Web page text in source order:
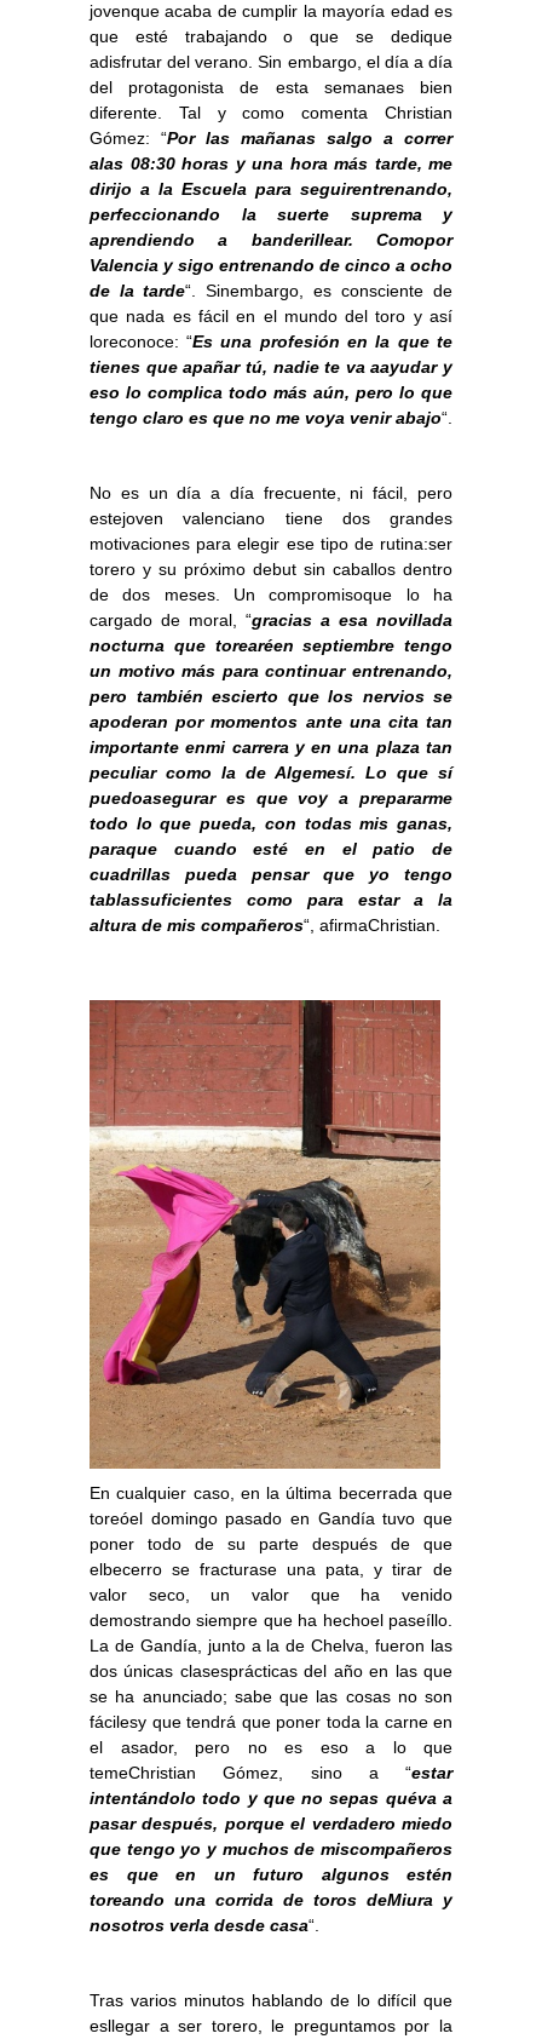
jovenque acaba de cumplir la mayoría edad es
que esté trabajando o que se dedique
adisfrutar del verano. Sin embargo, el día a día
del protagonista de esta semanaes bien
diferente. Tal y como comenta Christian
Gómez: “Por las mañanas salgo a correr
alas 08:30 horas y una hora más tarde, me
dirijo a la Escuela para seguirentrenando,
perfeccionando la suerte suprema y
aprendiendo a banderillear. Comopor
Valencia y sigo entrenando de cinco a ocho
de la tarde“. Sinembargo, es consciente de
que nada es fácil en el mundo del toro y así
loreconoce: “Es una profesión en la que te
tienes que apañar tú, nadie te va aayudar y
eso lo complica todo más aún, pero lo que
tengo claro es que no me voya venir abajo“.
No es un día a día frecuente, ni fácil, pero
estejoven valenciano tiene dos grandes
motivaciones para elegir ese tipo de rutina:ser
torero y su próximo debut sin caballos dentro
de dos meses. Un compromisoque lo ha
cargado de moral, “gracias a esa novillada
nocturna que torearéen septiembre tengo
un motivo más para continuar entrenando,
pero también escierto que los nervios se
apoderan por momentos ante una cita tan
importante enmi carrera y en una plaza tan
peculiar como la de Algemesí. Lo que sí
puedoasegurar es que voy a prepararme
todo lo que pueda, con todas mis ganas,
paraque cuando esté en el patio de
cuadrillas pueda pensar que yo tengo
tablassuficientes como para estar a la
altura de mis compañeros“, afirmaChristian.
En cualquier caso, en la última becerrada que
toreóel domingo pasado en Gandía tuvo que
poner todo de su parte después de que
elbecerro se fracturase una pata, y tirar de
valor seco, un valor que ha venido
demostrando siempre que ha hechoel paseíllo.
La de Gandía, junto a la de Chelva, fueron las
dos únicas clasesprácticas del año en las que
se ha anunciado; sabe que las cosas no son
fácilesy que tendrá que poner toda la carne en
el asador, pero no es eso a lo que
temeChristian Gómez, sino a “estar
intentándolo todo y que no sepas quéva a
pasar después, porque el verdadero miedo
que tengo yo y muchos de miscompañeros
es que en un futuro algunos estén
toreando una corrida de toros deMiura y
nosotros verla desde casa“.
Tras varios minutos hablando de lo difícil que
esllegar a ser torero, le preguntamos por la